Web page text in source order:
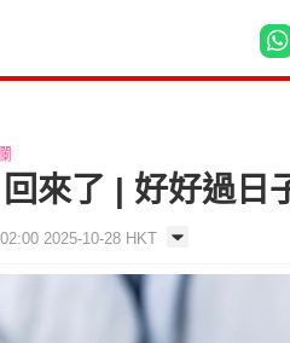
來了 | 好好過日
2025-10-28 HKT